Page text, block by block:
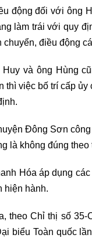
động đối với ông
làm trái với quy
điều động
và ông Hùng
việc bố trí cấp
Đông Sơn
là không đúng
Hóa áp dụng
hiện hành.
theo Chỉ thị số
biểu Toàn quốc